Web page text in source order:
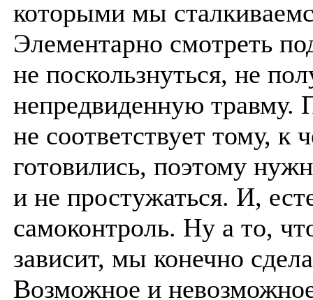
которыми мы
Элементарно смотреть
не поскользнуться, не
непредвиденную травму.
не соответствует тому, к
готовились, поэтому
и не простужаться. И,
самоконтроль. Ну а то,
зависит, мы конечно
Возможное и